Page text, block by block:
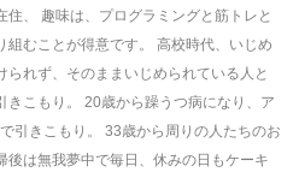
、 趣味は、プログラミングと筋トレと
むことが得意です。 高校時代、いじめ
られず、そのままいじめられている人と
きこもり。 20歳から躁うつ病になり、ア
引きこもり。 33歳から周りの人たちのお
は無我夢中で毎日、休みの日もケーキ